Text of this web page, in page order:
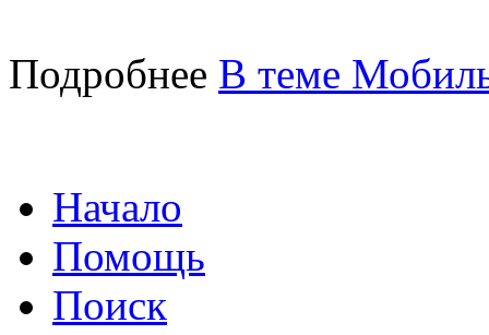
Подробнее В теме
Начало
Помощь
Поиск